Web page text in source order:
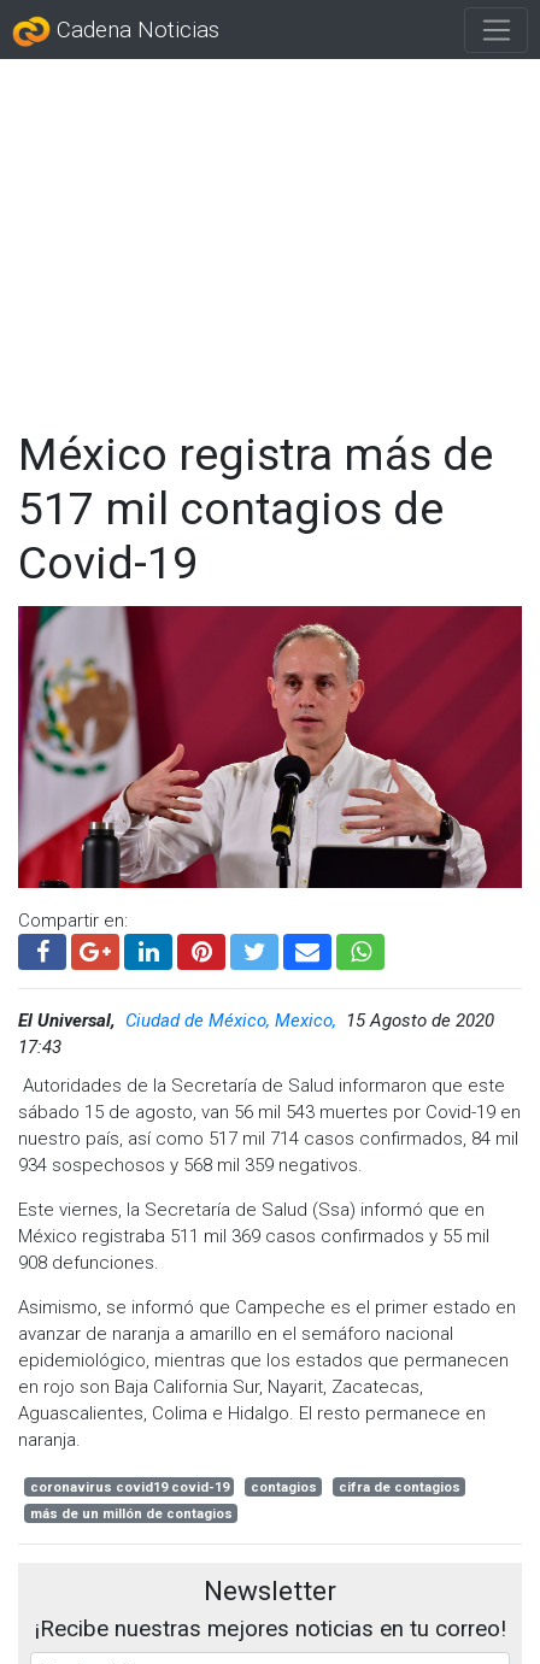
Cadena Noticias
México registra más de
517 mil contagios de
Covid-19
Compartir en:
El Universal, Ciudad de México, Mexico,
15 Agosto de 2020
17:43
Autoridades de la Secretaría de Salud informaron que este
sábado 15 de agosto, van 56 mil 543 muertes por Covid-19 en
nuestro país, así como 517 mil 714 casos confirmados, 84 mil
934 sospechosos y 568 mil 359 negativos.
Este viernes, la Secretaría de Salud (Ssa) informó que en
México registraba 511 mil 369 casos confirmados y 55 mil
908 defunciones.
Asimismo, se informó que Campeche es el primer estado en
avanzar de naranja a amarillo en el semáforo nacional
epidemiológico, mientras que los estados que permanecen
en rojo son Baja California Sur, Nayarit, Zacatecas,
Aguascalientes, Colima e Hidalgo. El resto permanece en
naranja.
coronavirus covid19 covid-19 contagios
cifra de contagios
más de un millón de contagios
Newsletter
¡Recibe nuestras mejores noticias en tu correo!